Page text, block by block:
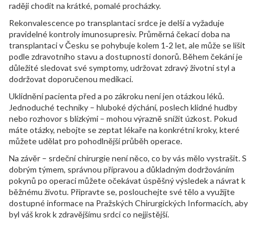
raději chodit na krátké, pomalé procházky.
Rekonvalescence po transplantaci srdce je delší a vyžaduje
pravidelné kontroly imunosupresiv. Průměrná čekací doba na
transplantaci v Česku se pohybuje kolem 1‑2 let, ale může se lišit
podle zdravotního stavu a dostupnosti donorů. Během čekání je
důležité sledovat své symptomy, udržovat zdravý životní styl a
dodržovat doporučenou medikaci.
Uklidnění pacienta před a po zákroku není jen otázkou léků.
Jednoduché techniky – hluboké dýchání, poslech klidné hudby
nebo rozhovor s blízkými – mohou výrazně snížit úzkost. Pokud
máte otázky, nebojte se zeptat lékaře na konkrétní kroky, které
můžete udělat pro pohodlnější průběh operace.
Na závěr – srdeční chirurgie není něco, co by vás mělo vystrašit. S
dobrým týmem, správnou přípravou a důkladným dodržováním
pokynů po operaci můžete očekávat úspěšný výsledek a návrat k
běžnému životu. Připravte se, poslouchejte své tělo a využijte
dostupné informace na Pražských Chirurgických Informacích, aby
byl váš krok k zdravějšímu srdci co nejjistější.